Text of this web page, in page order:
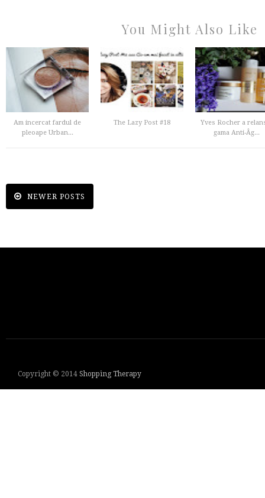
You Might Also Like
Am incercat fardul de
pleoape Urban...
The Lazy Post #18
Yves Rocher a
gama Anti-Âg...
NEWER POSTS
Copyright © 2014 Shopping Therapy